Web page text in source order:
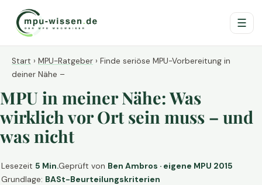
☰
Start › MPU-Ratgeber › Finde seriöse MPU-Vorbereitung in
deiner Nähe –
MPU in meiner Nähe: Was
wirklich vor Ort sein muss – und
was nicht
Lesezeit 5 Min.Geprüft von Ben Ambros · eigene MPU 2015
Grundlage: BASt-Beurteilungskriterien